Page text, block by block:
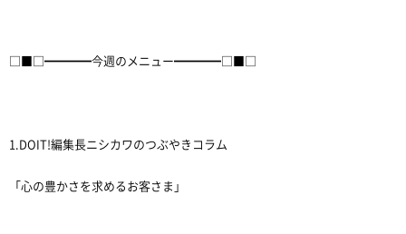
□■□━━━━今週のメニュー━━━━□■□
1.DOIT!編集長ニシカワのつぶやきコラム
「心の豊かさを求めるお客さま」